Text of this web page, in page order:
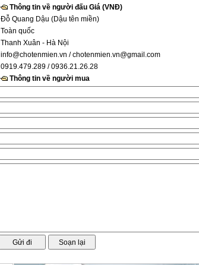
Thông tin về người đấu Giá (VNĐ)
Đỗ Quang Dậu (Dậu tên miền)
Toàn quốc
Thanh Xuân - Hà Nội
info@chotenmien.vn / chotenmien.vn@gmail.com
0919.479.289 / 0936.21.26.28
Thông tin về người mua